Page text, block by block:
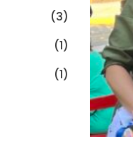
(3)
(1)
(1)